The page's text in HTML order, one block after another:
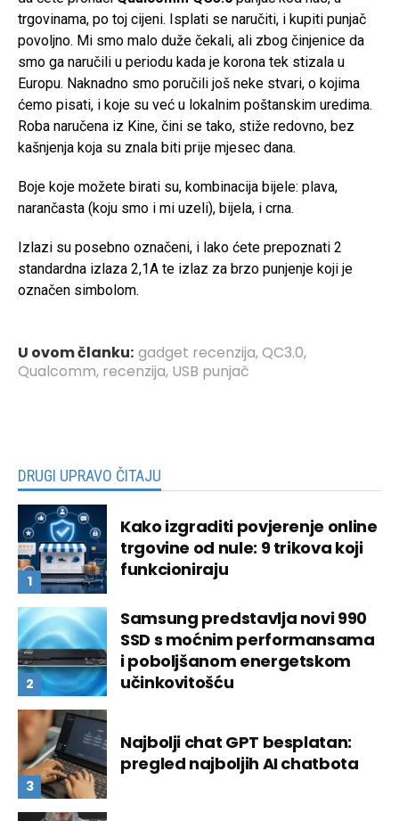
trgovinama, po toj cijeni. Isplati se naručiti, i kupiti punjač
povoljno. Mi smo malo duže čekali, ali zbog činjenice da
smo ga naručili u periodu kada je korona tek stizala u
Europu. Naknadno smo poručili još neke stvari, o kojima
ćemo pisati, i koje su već u lokalnim poštanskim uredima.
Roba naručena iz Kine, čini se tako, stiže redovno, bez
kašnjenja koja su znala biti prije mjesec dana.
Boje koje možete birati su, kombinacija bijele: plava,
narančasta (koju smo i mi uzeli), bijela, i crna.
Izlazi su posebno označeni, i lako ćete prepoznati 2
standardna izlaza 2,1A te izlaz za brzo punjenje koji je
označen simbolom.
U ovom članku: gadget recenzija,QC3.0,
Qualcomm, recenzija, USB punjač
DRUGI UPRAVO ČITAJU
Kako izgraditi povjerenje online
trgovine od nule: 9 trikova koji
funkcioniraju
Samsung predstavlja novi 990
SSD s moćnim performansama
i poboljšanom energetskom
učinkovitošću
Najbolji chat GPT besplatan:
pregled najboljih AI chatbota